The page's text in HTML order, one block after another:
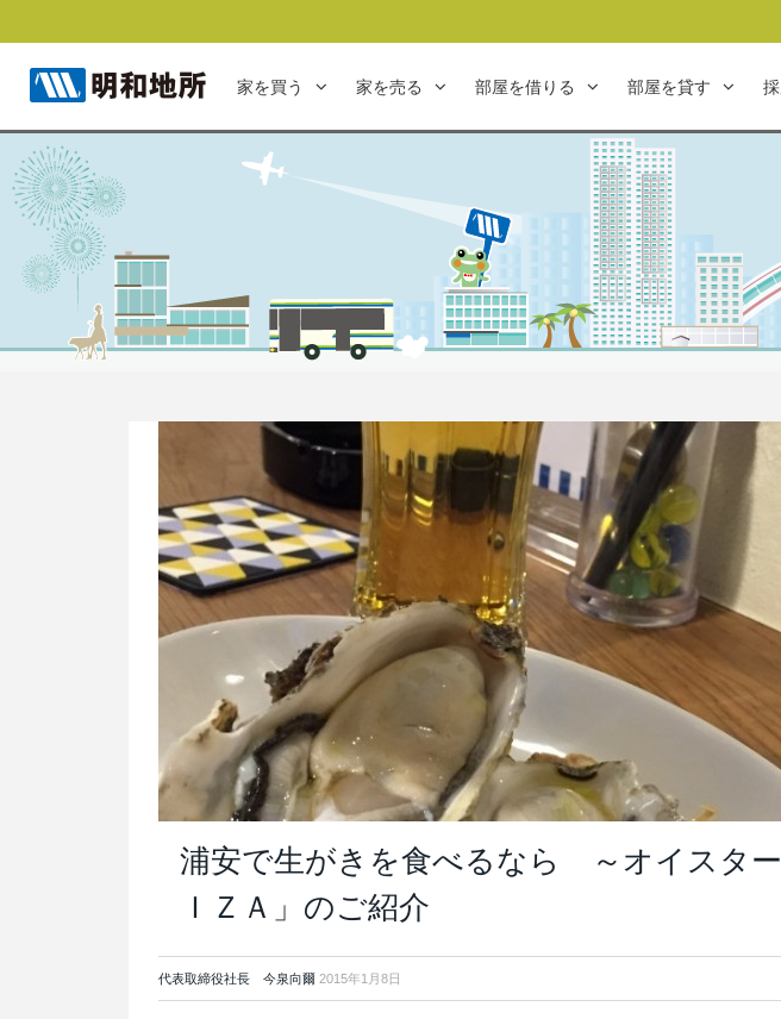
家を買う 家を売る 部屋を借りる 部屋を貸す
浦安で生がきを食べるなら ～オイスター
ＩＺＡ」のご紹介
代表取締役社長 今泉向爾 2015年1月8日